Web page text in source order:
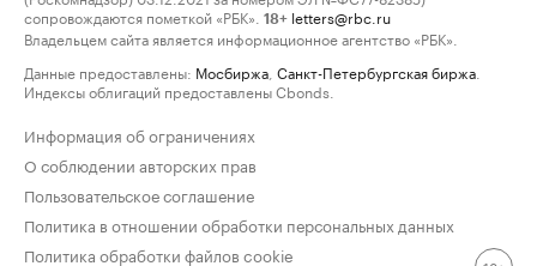
сопровождаются пометкой «РБК».
18+ letters@rbc.ru
Владельцем сайта является информационное агентство «РБК».
Данные предоставлены: Мосбиржа Санкт-Петербургская биржа
Индексы облигаций предоставлены Cbonds.
Информация об ограничениях
О соблюдении авторских прав
Пользовательское соглашение
Политика в отношении обработки персональных данных
Политика обработки файлов cookie